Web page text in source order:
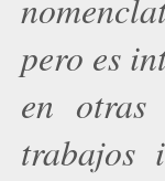
pero es
en
trabajos